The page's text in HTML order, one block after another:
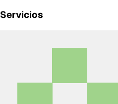
Servicios